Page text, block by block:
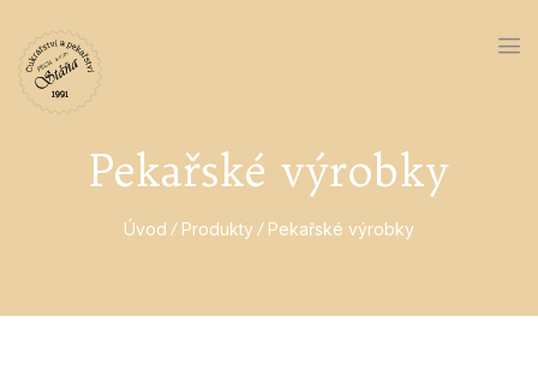
Pekařské výrobky
Úvod Produkty Pekařské výrobky